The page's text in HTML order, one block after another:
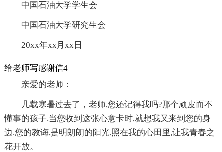
中国石油大学学生会
中国石油大学研究生会
20xx年xx月xx日
给老师写感谢信4
亲爱的老师：
几载寒暑过去了，老师,您还记得我吗?那个顽皮而不
懂事的孩子.当您收到这张心意卡时,就想我又来到您的身
边.您的教诲,是明朗朗的阳光,照在我的心田里,让我青春之
花开放。